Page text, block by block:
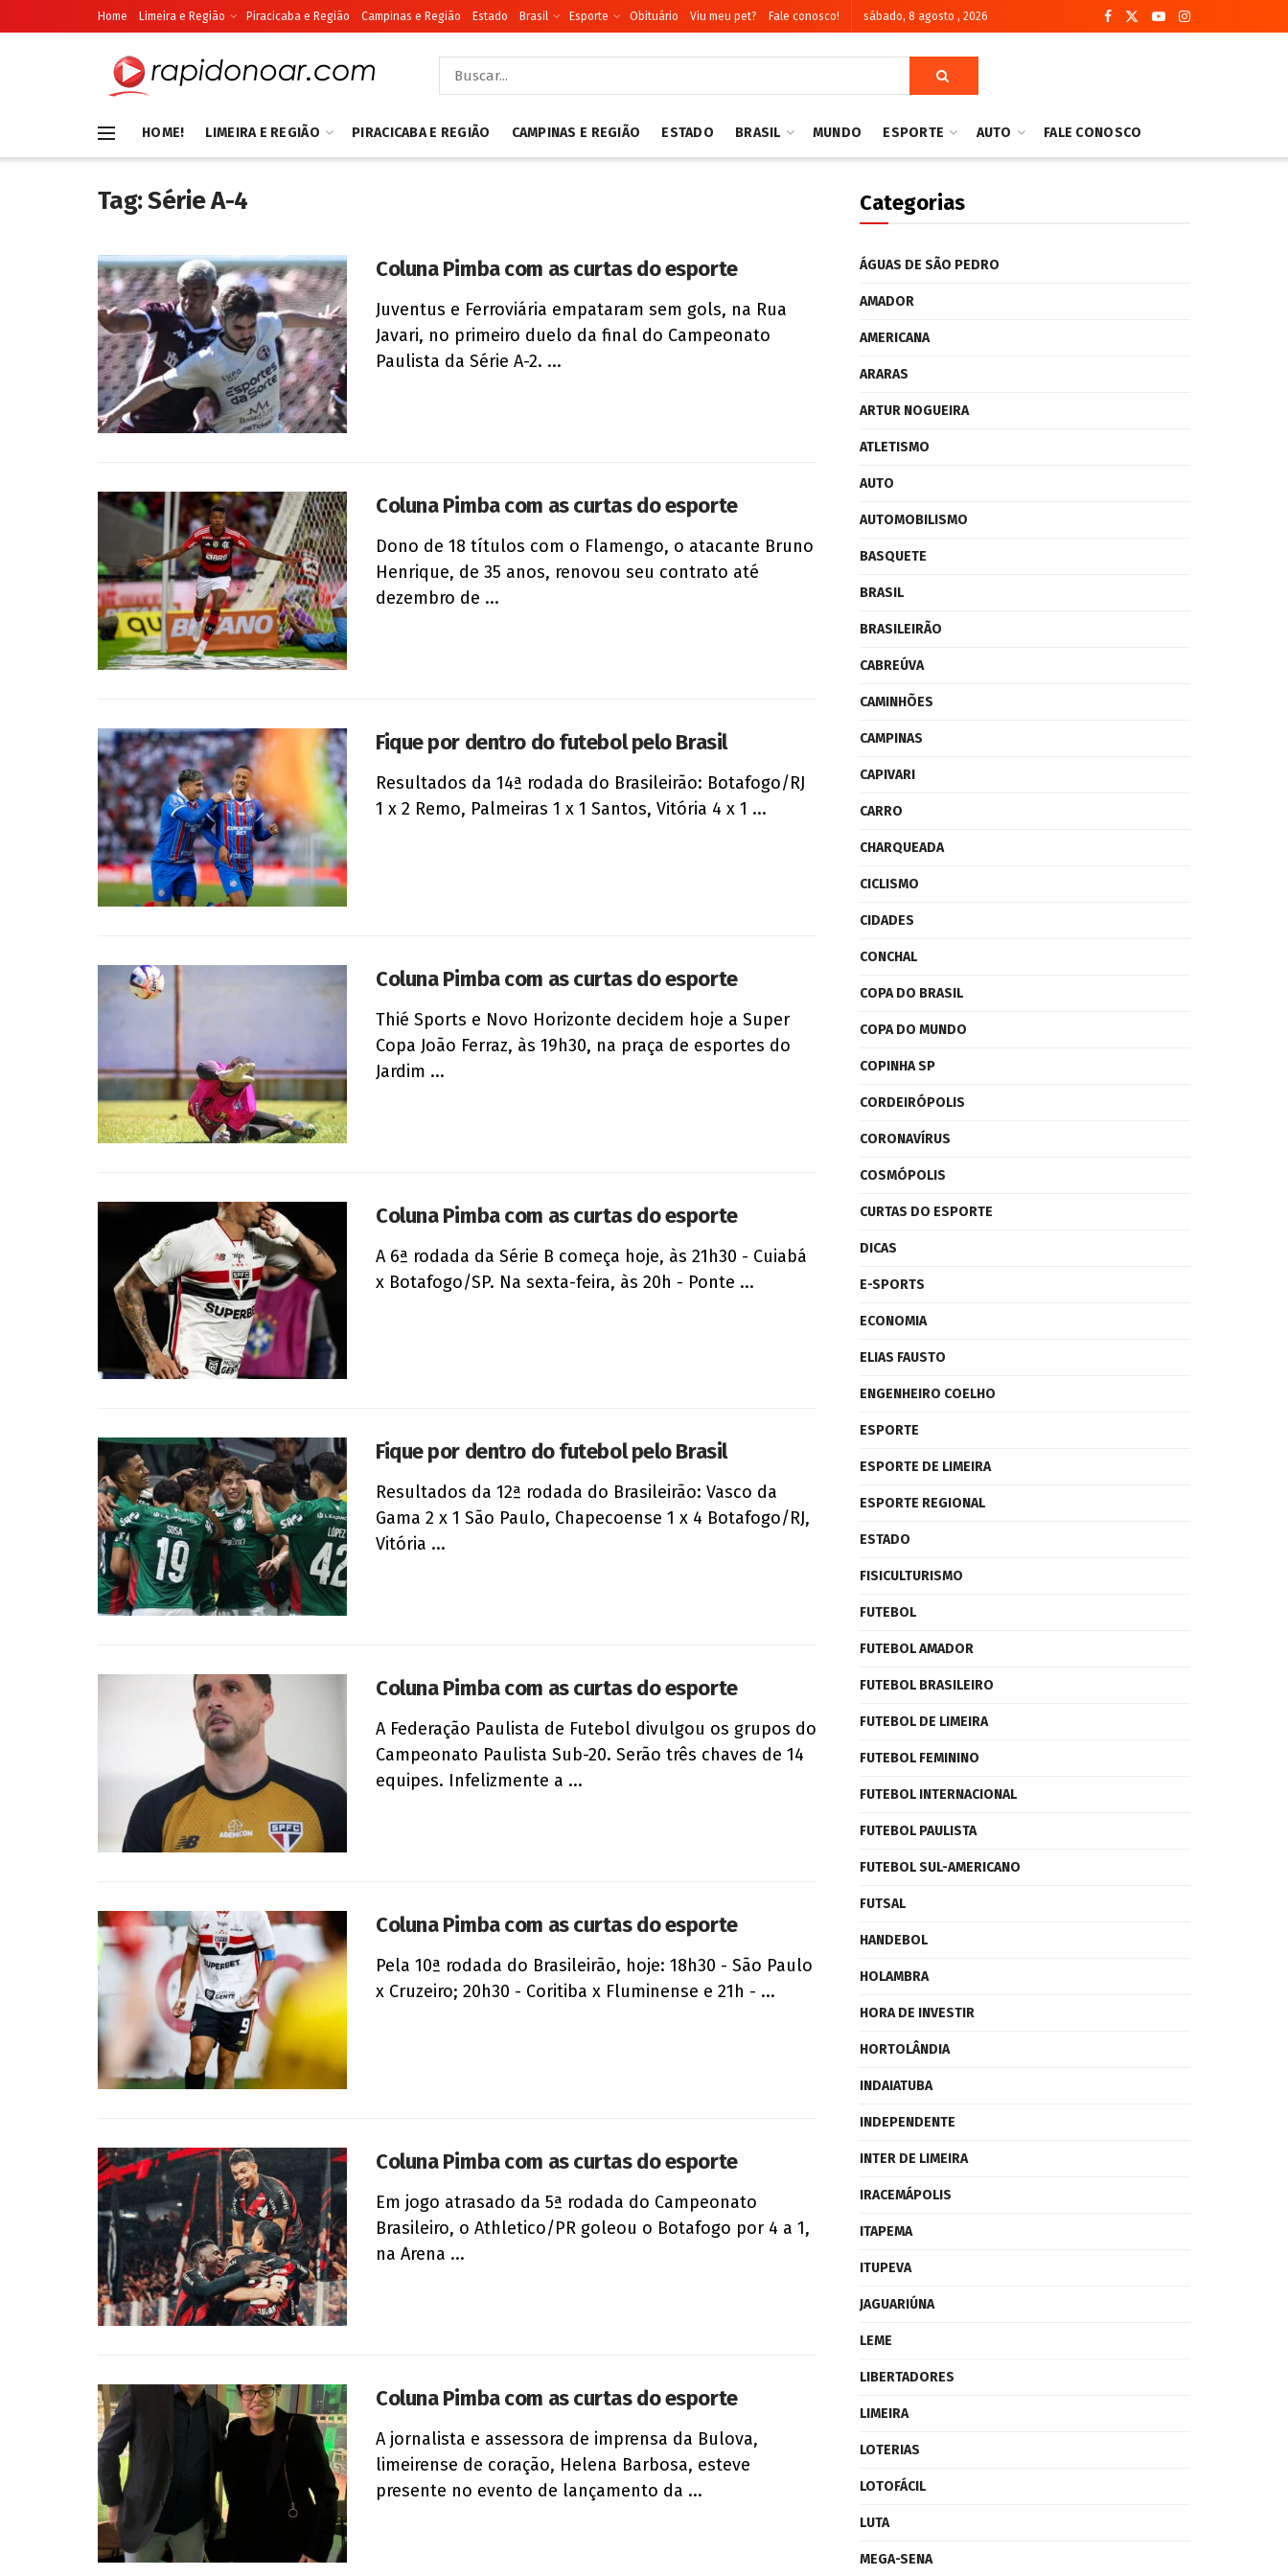
Home Limeira e Região Piracicaba e Região Campinas e Região Estado Brasil Esporte Obituário Viu meu pet? Fale conosco! sábado, 8 agosto , 2026
HOME! LIMEIRA E REGIÃO PIRACICABA E REGIÃO CAMPINAS E REGIÃO ESTADO BRASIL MUNDO ESPORTE AUTO FALE CONOSCO
Tag:Série A-4
Coluna Pimba com as curtas do esporte
Juventus e Ferroviária empataram sem gols, na Rua
Javari, no primeiro duelo da final do Campeonato
Paulista da Série A-2. ...
Coluna Pimba com as curtas do esporte
Dono de 18 títulos com o Flamengo, o atacante Bruno
Henrique, de 35 anos, renovou seu contrato até
dezembro de ...
Fique por dentro do futebol pelo Brasil
Resultados da 14ª rodada do Brasileirão: Botafogo/RJ
1 x 2 Remo, Palmeiras 1 x 1 Santos, Vitória 4 x 1 ...
Coluna Pimba com as curtas do esporte
Thié Sports e Novo Horizonte decidem hoje a Super
Copa João Ferraz, às 19h30, na praça de esportes do
Jardim ...
Coluna Pimba com as curtas do esporte
A 6ª rodada da Série B começa hoje, às 21h30 - Cuiabá
x Botafogo/SP. Na sexta-feira, às 20h - Ponte ...
Fique por dentro do futebol pelo Brasil
Resultados da 12ª rodada do Brasileirão: Vasco da
Gama 2 x 1 São Paulo, Chapecoense 1 x 4 Botafogo/RJ,
Vitória ...
Coluna Pimba com as curtas do esporte
A Federação Paulista de Futebol divulgou os grupos do
Campeonato Paulista Sub-20. Serão três chaves de 14
equipes. Infelizmente a ...
Coluna Pimba com as curtas do esporte
Pela 10ª rodada do Brasileirão, hoje: 18h30 - São Paulo
x Cruzeiro; 20h30 - Coritiba x Fluminense e 21h - ...
Coluna Pimba com as curtas do esporte
Em jogo atrasado da 5ª rodada do Campeonato
Brasileiro, o Athletico/PR goleou o Botafogo por 4 a 1,
na Arena ...
Coluna Pimba com as curtas do esporte
A jornalista e assessora de imprensa da Bulova,
limeirense de coração, Helena Barbosa, esteve
presente no evento de lançamento da ...
Categorias
ÁGUAS DE SÃO PEDRO
AMADOR
AMERICANA
ARARAS
ARTUR NOGUEIRA
ATLETISMO
AUTO
AUTOMOBILISMO
BASQUETE
BRASIL
BRASILEIRÃO
CABREÚVA
CAMINHÕES
CAMPINAS
CAPIVARI
CARRO
CHARQUEADA
CICLISMO
CIDADES
CONCHAL
COPA DO BRASIL
COPA DO MUNDO
COPINHA SP
CORDEIRÓPOLIS
CORONAVÍRUS
COSMÓPOLIS
CURTAS DO ESPORTE
DICAS
E-SPORTS
ECONOMIA
ELIAS FAUSTO
ENGENHEIRO COELHO
ESPORTE
ESPORTE DE LIMEIRA
ESPORTE REGIONAL
ESTADO
FISICULTURISMO
FUTEBOL
FUTEBOL AMADOR
FUTEBOL BRASILEIRO
FUTEBOL DE LIMEIRA
FUTEBOL FEMININO
FUTEBOL INTERNACIONAL
FUTEBOL PAULISTA
FUTEBOL SUL-AMERICANO
FUTSAL
HANDEBOL
HOLAMBRA
HORA DE INVESTIR
HORTOLÂNDIA
INDAIATUBA
INDEPENDENTE
INTER DE LIMEIRA
IRACEMÁPOLIS
ITAPEMA
ITUPEVA
JAGUARIÚNA
LEME
LIBERTADORES
LIMEIRA
LOTERIAS
LOTOFÁCIL
LUTA
MEGA-SENA